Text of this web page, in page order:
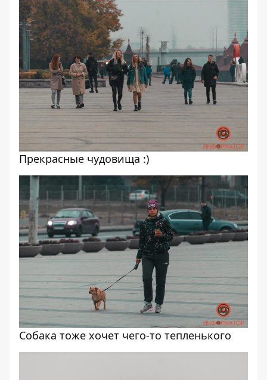
Прекрасные чудовища :)
Собака тоже хочет чего-то тепленького